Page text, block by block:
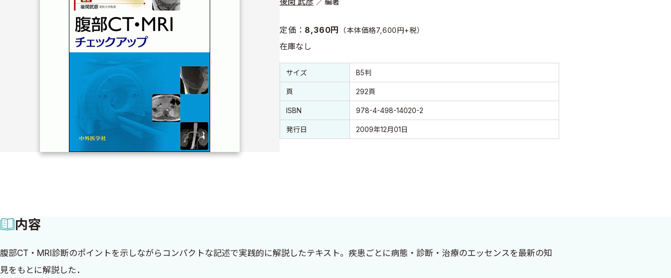
定価： 8,360円 （本体価格7,600円+税）
在庫なし
書誌情報
書誌情報
サイズ B5判
頁 292頁
ISBN 978-4-498-14020-2
発行日 2009年12月01日
内容
腹部CT・MRI診断のポイントを示しながらコンパクトな記述で実践的に解説したテキスト。疾患ごとに病態・診断・治療のエッセンスを最新の知
見をもとに解説した．